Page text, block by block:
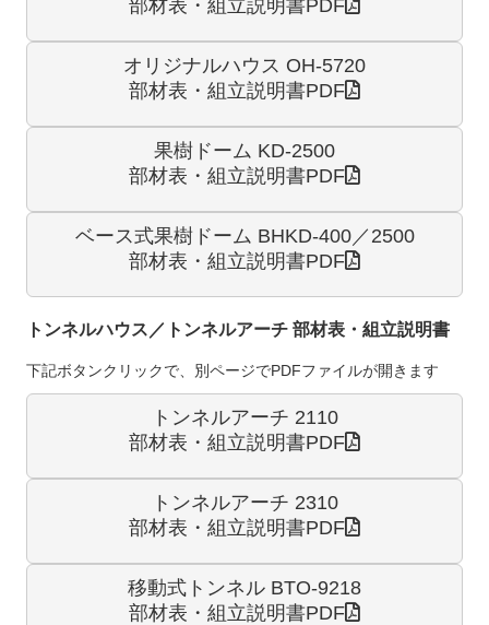
部材表・組立説明書PDF
オリジナルハウス OH-5720
部材表・組立説明書PDF
果樹ドーム KD-2500
部材表・組立説明書PDF
ベース式果樹ドーム BHKD-400／2500
部材表・組立説明書PDF
トンネルハウス／トンネルアーチ 部材表・組立説明書
下記ボタンクリックで、別ページでPDFファイルが開きます
トンネルアーチ 2110
部材表・組立説明書PDF
トンネルアーチ 2310
部材表・組立説明書PDF
移動式トンネル BTO-9218
部材表・組立説明書PDF